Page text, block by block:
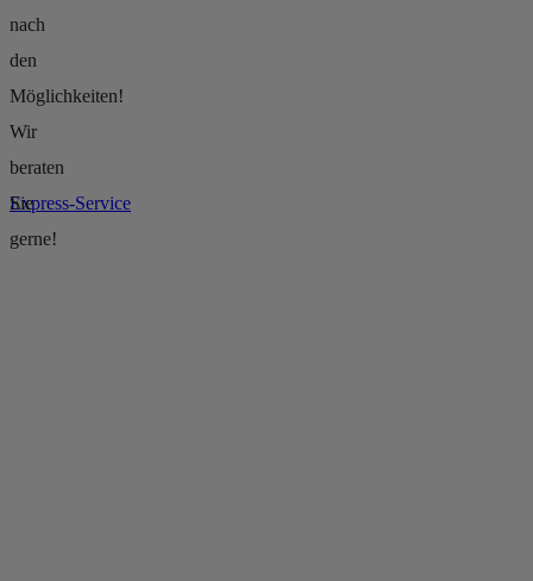
Express-Service
nach
den
Möglichkeiten!
Wir
beraten
Sie
gerne!